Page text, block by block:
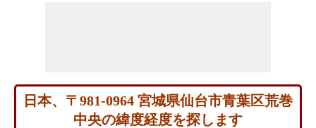
日本、〒981-0964 宮城県仙台市青葉区荒巻
中央の緯度経度を探します